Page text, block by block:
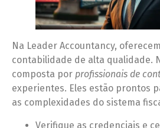
Na Leader Accountancy,
contabilidade de alta qualidade.
composta por profissionais de
experientes. Eles estão prontos
as complexidades do sistema
Verifique as credenciais e